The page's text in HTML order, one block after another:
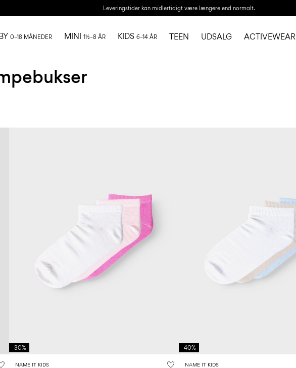
Leveringstider kan midlertidigt være længere end normalt.
0–18 MÅNEDER MINI 1½–8 ÅR KIDS 6–14 ÅR TEEN UDSALG ACTIVEWEAR
-30%
NAME IT KIDS
-40%
NAME IT KIDS